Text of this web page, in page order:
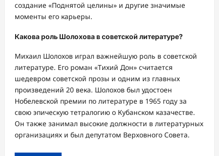
создание «Поднятой целины» и другие значимые
моменты его карьеры.
Какова роль Шолохова в советской литературе?
Михаил Шолохов играл важнейшую роль в советской
литературе. Его роман «Тихий Дон» считается
шедевром советской прозы и одним из главных
произведений 20 века. Шолохов был удостоен
Нобелевской премии по литературе в 1965 году за
свою эпическую тетралогию о Кубанском казачестве.
Он также занимал высокие должности в литературных
организациях и был депутатом Верховного Совета.